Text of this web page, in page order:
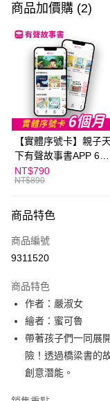
信用卡一次付款
LINE Pay
Apple Pay
大哥付你分期
相關說明
【大哥付你分期使用說明
1.本服務由台灣大哥大
2.付款方式選擇「大哥
流程，驗證手機門號後，
成交易。
3.實際核准額度、可分期
法說明評估內容。
1.分期款項不併入電信帳
醒簡訊。
【注意事項】
1.本服務係由「台灣大
用戶於交易時，得透過
買賣價金債權讓與本公
2.基於同意付款使用「
由本公司與您本人進行
AFTEE先享後付
相關說明
【關於「AFTEE先享後付
AFTEE先享後付是「在
便利好安心！
２．便利：只要手機號碼
３．安心：先確認商品／
【「AFTEE先享後付」結
１．於結帳方式選擇「
２．訂單成立數日內，您
ATM／網路銀行／等多元
※ 請注意：結帳手續完成
購買商品的店家。未經
後付繳納相關費用。
※ 交易是否成功請以「
是否繳費成功／繳費後
ATM付款
每筆NT$70，滿
每筆NT$70，滿
國內宅配/郵寄 (不適
每筆NT$70，滿
離島宅配（澎湖、金
每筆NT$200
商品加價購 (2)
【實體序號卡】親子
下有聲故事書APP 6個
月
NT$790
NT$890
商品特色
商品編號
9311520
商品特色
作者：嚴淑女
繪者：蜜可魯
帶著孩子們一同展
險！透過橋梁書的
創意潛能。